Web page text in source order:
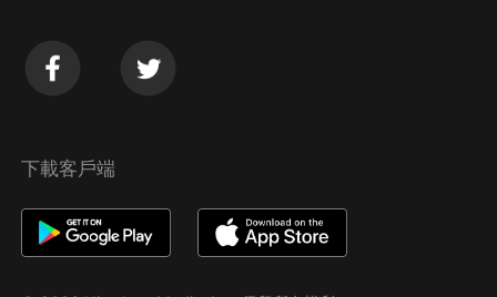
下載客戶端